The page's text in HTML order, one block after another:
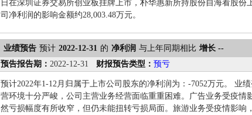
日在深圳证券交易所创业板挂牌上市，朴华惠新所持股份自海看股
司净利润的影响金额约28,003.48万元。
业绩预告 预计 2022-12-31 的 净利润 与上年同期相比 增长 --
预告报告期： 2022-12-31 财报预告类型： 预亏
预计2022年1-12月归属于上市公司股东的净利润为：-7052万元。 业
营环境十分严峻，公司主营业务经营面临重重困难。广告业务受疫
然亏损幅度有所收窄，但仍未能扭转亏损局面。旅游业务受疫情影响